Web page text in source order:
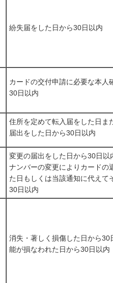
紛失届をした日から30日以内
カードの交付申請に必要な本人
30日以内
住所を定めて転入届をした日ま
届出をした日から30日以内
変更の届出をした日から30日以
ナンバーの変更によりカードの
た日もしくは当該通知に代えて
30日以内
消失・著しく損傷した日から30
能が損なわれた日から30日以内